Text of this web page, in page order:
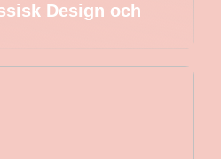
Design och